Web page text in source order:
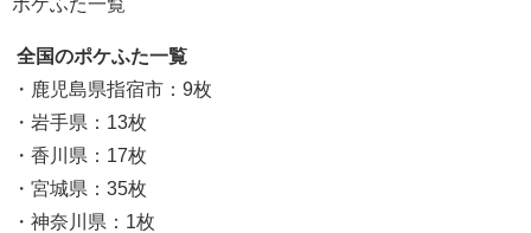
ポケふた一覧
全国のポケふた一覧
・鹿児島県指宿市：9枚
・岩手県：13枚
・香川県：17枚
・宮城県：35枚
・神奈川県：1枚